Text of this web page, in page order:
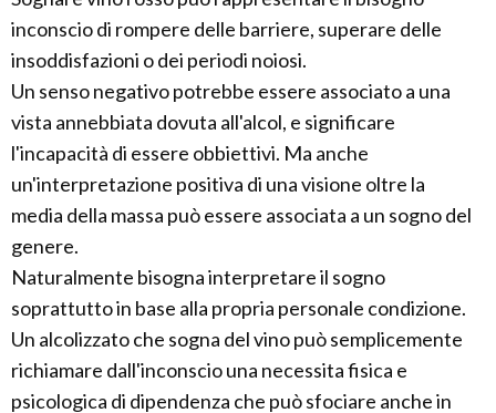
inconscio di rompere delle barriere, superare delle
insoddisfazioni o dei periodi noiosi.
Un senso negativo potrebbe essere associato a una
vista annebbiata dovuta all'alcol, e significare
l'incapacità di essere obbiettivi. Ma anche
un'interpretazione positiva di una visione oltre la
media della massa può essere associata a un sogno del
genere.
Naturalmente bisogna interpretare il sogno
soprattutto in base alla propria personale condizione.
Un alcolizzato che sogna del vino può semplicemente
richiamare dall'inconscio una necessita fisica e
psicologica di dipendenza che può sfociare anche in